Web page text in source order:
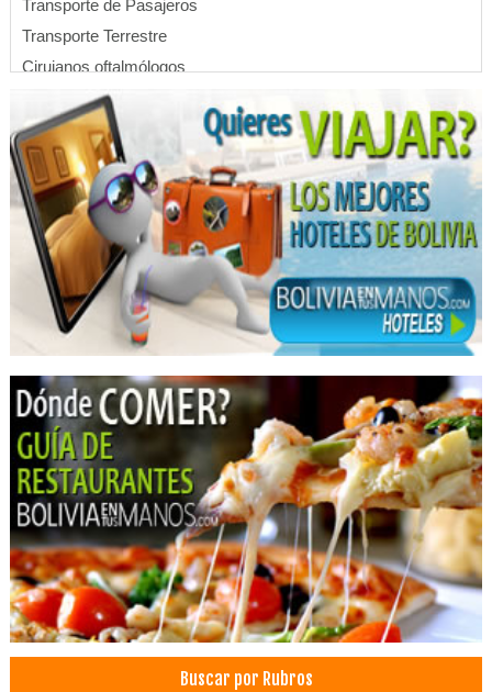
Transporte de Pasajeros
Transporte Terrestre
Cirujanos oftalmólogos
Médicos Oftalmólogos
Oftalmología
Cirujanos plásticos
Cirugía Plástica
Cirugía Estética
Cirugia Plástica / Estética
Estética Integral
Médicos Cirujanos Plásticos, Estéticos y Reparadores
Servicio de Carga y Transporte
Transporte de Carga Nacional
Transporte de carga terrestre
Transporte Larga Distancia
Agencias de Transportes
Encomiendas
Transporte y distribución
Equipos y Maquinaria de Construcción
Maquinaría Pesada
Alquiler de vehículos
Buscar por Rubros